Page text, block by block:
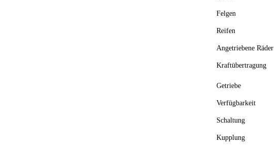
Felgen
Reifen
Angetriebene Räder
Kraftübertragung
Getriebe
Verfügbarkeit
Schaltung
Kupplung